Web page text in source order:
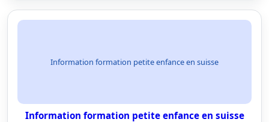
Information formation petite enfance en suisse
Information formation petite enfance en suisse